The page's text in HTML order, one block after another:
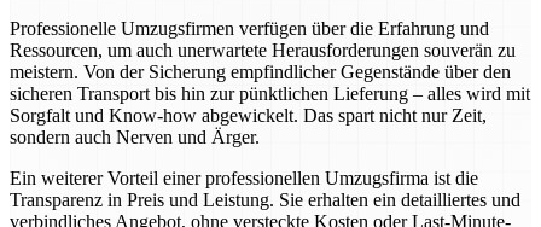
Professionelle Umzugsfirmen verfügen über die Erfahrung und
Ressourcen, um auch unerwartete Herausforderungen souverän zu
meistern. Von der Sicherung empfindlicher Gegenstände über den
sicheren Transport bis hin zur pünktlichen Lieferung – alles wird mit
Sorgfalt und Know-how abgewickelt. Das spart nicht nur Zeit,
sondern auch Nerven und Ärger.
Ein weiterer Vorteil einer professionellen Umzugsfirma ist die
Transparenz in Preis und Leistung. Sie erhalten ein detailliertes und
verbindliches Angebot, ohne versteckte Kosten oder Last-Minute-